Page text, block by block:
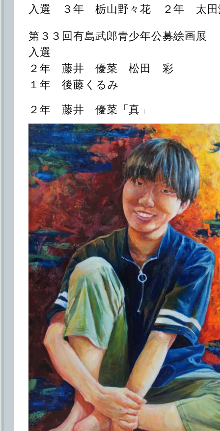
入選 ３年 栃山野々花 ２年 太田
第３３回有島武郎青少年公募絵画展
入選
２年 藤井 優菜 松田 彩
１年 後藤くるみ
２年 藤井 優菜「真」